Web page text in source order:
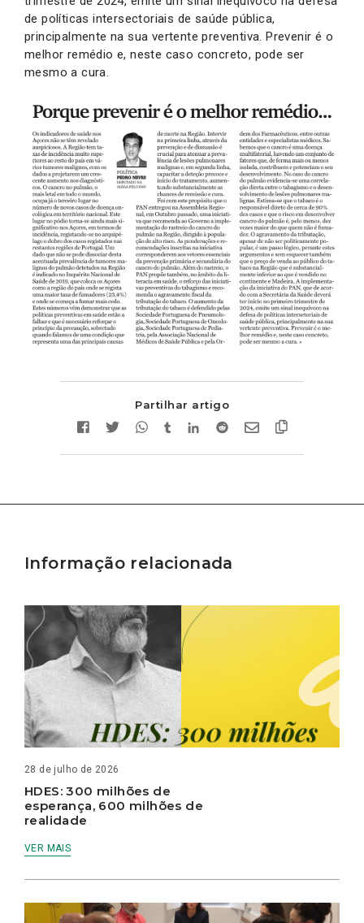
de políticas intersectoriais de saúde pública,
principalmente na sua vertente preventiva. Prevenir é o
melhor remédio e, neste caso concreto, pode ser
mesmo a cura.
Partilhar artigo
Informação relacionada
28 de julho de 2026
HDES: 300 milhões de
esperança, 600 milhões de
realidade
VER MAIS